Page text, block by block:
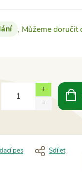
pes Sdílet